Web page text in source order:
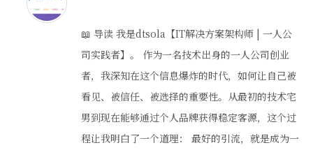
📖 导读 我是dtsola【IT解决方案架构师 | 一人公
司实践者】。 作为一名技术出身的一人公司创业
者，我深知在这个信息爆炸的时代，如何让自己被
看见、被信任、被选择的重要性。从最初的技术宅
男到现在能够通过个人品牌获得稳定客源，这个过
程让我明白了一个道理： 最好的引流，就是成为一